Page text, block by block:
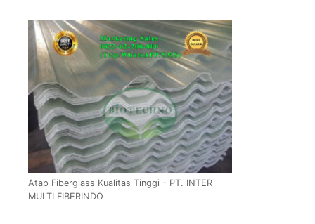
Atap Fiberglass Kualitas Tinggi - PT. INTER
MULTI FIBERINDO